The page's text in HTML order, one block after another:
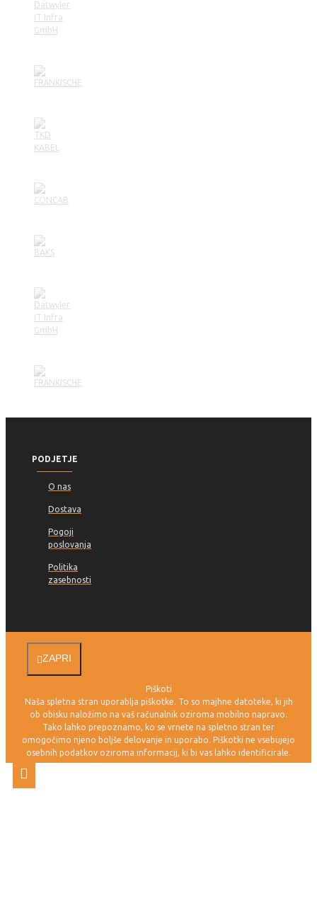
PODJETJE
O nas
Dostava
Pogoji
poslovanja
Politika
zasebnosti
ZAPRI
Piškoti
Naša spletna stran uporablja piškotke. To so majhne datoteke, ki jih
ob obisku naložimo na vaš računalnik oziroma mobilno napravo.
Tako lahko prepoznamo, ko se vrnete na spletno stran ter
omogočimo njeno boljše delovanje in uporabo. Piškotki ne vsebujejo
osebnih podatkov oziroma informacij, ki bi vas lahko identificirale.